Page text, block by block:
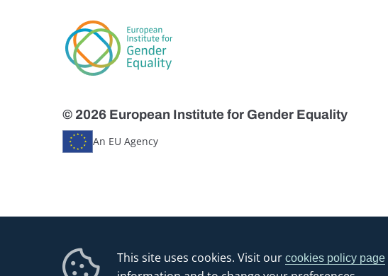
This site uses cookies. Visit ourcookies policy page
© 2026 European Institute for Gender Equality
An EU Agency